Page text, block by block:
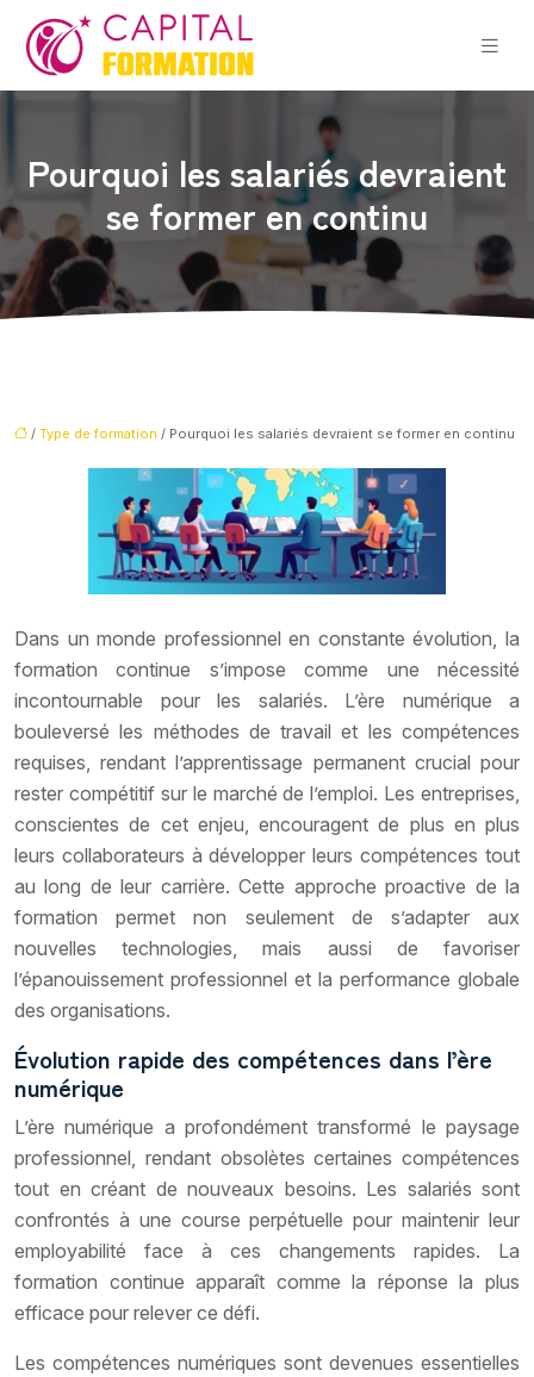
Pourquoi les salariés devraient
se former en continu
/ Type de formation / Pourquoi les salariés devraient se former en continu
Dans un monde professionnel en constante évolution, la
formation continue s’impose comme une nécessité
incontournable pour les salariés. L’ère numérique a
bouleversé les méthodes de travail et les compétences
requises, rendant l’apprentissage permanent crucial pour
rester compétitif sur le marché de l’emploi. Les entreprises,
conscientes de cet enjeu, encouragent de plus en plus
leurs collaborateurs à développer leurs compétences tout
au long de leur carrière. Cette approche proactive de la
formation permet non seulement de s’adapter aux
nouvelles technologies, mais aussi de favoriser
l’épanouissement professionnel et la performance globale
des organisations.
Évolution rapide des compétences dans l’ère
numérique
L’ère numérique a profondément transformé le paysage
professionnel, rendant obsolètes certaines compétences
tout en créant de nouveaux besoins. Les salariés sont
confrontés à une course perpétuelle pour maintenir leur
employabilité face à ces changements rapides. La
formation continue apparaît comme la réponse la plus
efficace pour relever ce défi.
Les compétences numériques sont devenues essentielles